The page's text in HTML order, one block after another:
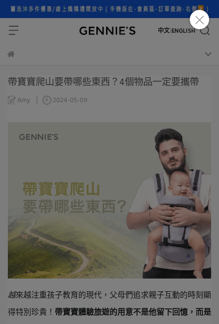
中文|ENGLISH
帶寶寶爬山要帶哪些東西？4個物品一定要攜帶
Amy 2024-05-09
越來越注重孩子教育的現代，父母們追求親子互動的時刻顯
得特別珍貴！ 帶寶寶體驗旅遊的用意不是他留下回憶，而是